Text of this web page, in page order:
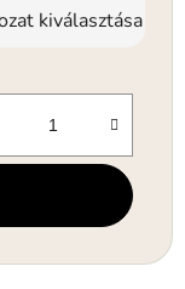
kiválasztása